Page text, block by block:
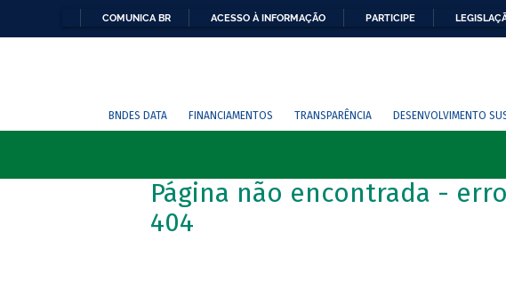
COMUNICA BR ACESSO À INFORMAÇÃO PARTICIPE
BNDES DATA FINANCIAMENTOS TRANSPARÊNCIA DESENVOLVIMENTO
Página não encontrada - erro
404